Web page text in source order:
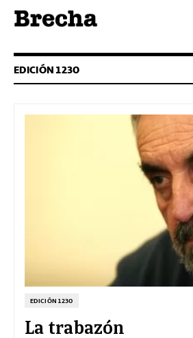
EDICIÓN 1230
EDICIÓN 1230
La trabazón